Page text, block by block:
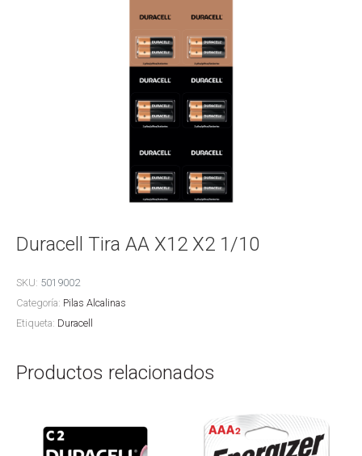
Duracell Tira AA X12 X2 1/10
SKU: 5019002
Categoría: Pilas Alcalinas
Etiqueta: Duracell
Productos relacionados